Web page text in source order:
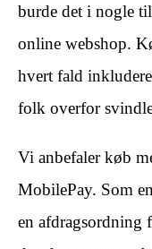
burde det i nogle
online webshop.
hvert fald
folk overfor
Vi anbefaler køb
MobilePay. Som
en afdragsordning